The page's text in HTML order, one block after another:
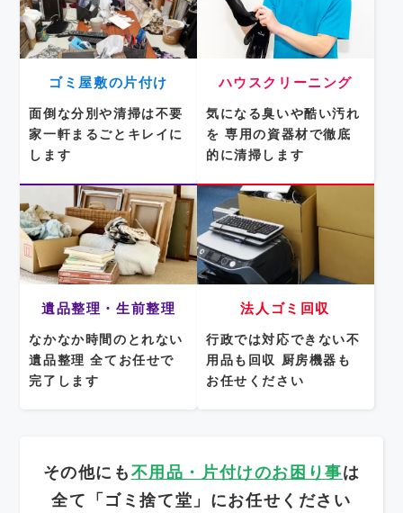
ゴミ屋敷の片付け
面倒な分別や清掃は不要
家一軒まるごとキレイに
します
ハウスクリーニング
気になる臭いや酷い汚れ
を 専用の資器材で徹底
的に清掃します
遺品整理・生前整理
なかなか時間のとれない
遺品整理 全てお任せで
完了します
法人ゴミ回収
行政では対応できない不
用品も回収
厨房機器も
お任せください
その他にも 不用品・片付けのお困り事は
全て「ゴミ捨て堂」にお任せください